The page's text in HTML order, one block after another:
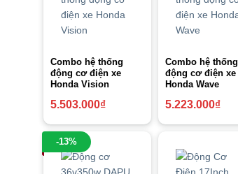
Combo hệ thống
động cơ điện xe
Honda Vision
5.503.000₫
Combo hệ thống
động cơ điện xe
Honda Wave
5.223.000₫
-13%